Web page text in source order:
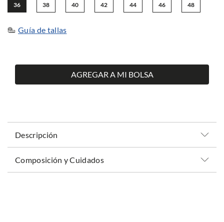
36 38 40 42 44 46 48
Guía de tallas
AGREGAR A MI BOLSA
Descripción
Composición y Cuidados